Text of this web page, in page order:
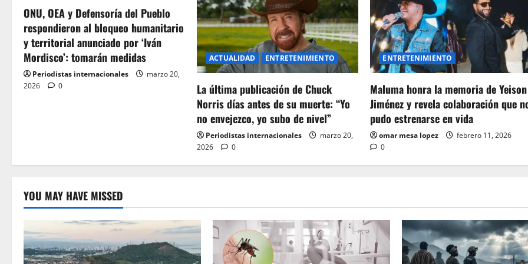
v
i
g
a
o
n
ONU, OEA y Defensoría del Pueblo
respondieron al bloqueo humanitario
y territorial anunciado por ‘Iván
Mordisco’: tomarán medidas
Periodistas internacionales
marzo 20,
2026
0
ACTUALIDAD ENTRETENIMIENTO
La última publicación de Chuck
Norris días antes de su muerte: “Yo
no envejezco, yo subo de nivel”
Periodistas internacionales
marzo 20,
2026
0
ENTRETENIMIENTO
Maluma honra la memoria de Yeison
Jiménez y revela colaboración que
pudo estrenarse en vida
omar mesa lopez
febrero 11, 2026
0
YOU MAY HAVE MISSED